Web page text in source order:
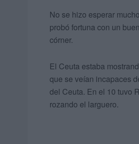
No se hizo esperar
probó fortuna con un
córner.
El Ceuta estaba
que se veían incapaces
del Ceuta. En el 10 tuvo
rozando el larguero.